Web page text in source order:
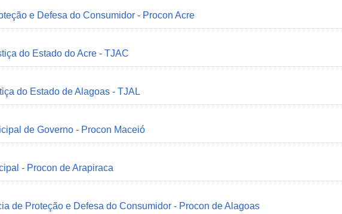
e Defesa do Consumidor - Procon Acre
do Estado do Acre - TJAC
do Estado de Alagoas - TJAL
de Governo - Procon Maceió
- Procon de Arapiraca
de Proteção e Defesa do Consumidor - Procon de Alagoas